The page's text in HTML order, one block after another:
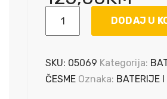
ZA
KADU
DODAJ U
SKU: 05069 Kategorija:
ČESME Oznaka: BATERIJE I